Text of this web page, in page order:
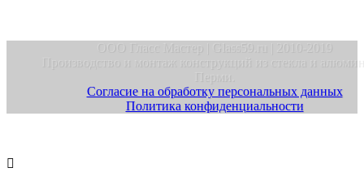
ООО Гласс Мастер | Glass59.ru | 2010-2019
Производство и монтаж конструкций из стекла и
Перми.
Согласие на обработку персональных данных
Политика конфиденциальности